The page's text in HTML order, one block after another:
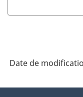
Date de